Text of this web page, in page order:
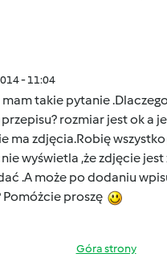
- 11:04
takie pytanie
rozmiar jest ok a
ma zdjęcia.Robię
wyświetla ,że zdjęcie jest
.A może po dodaniu
proszę
Góra strony